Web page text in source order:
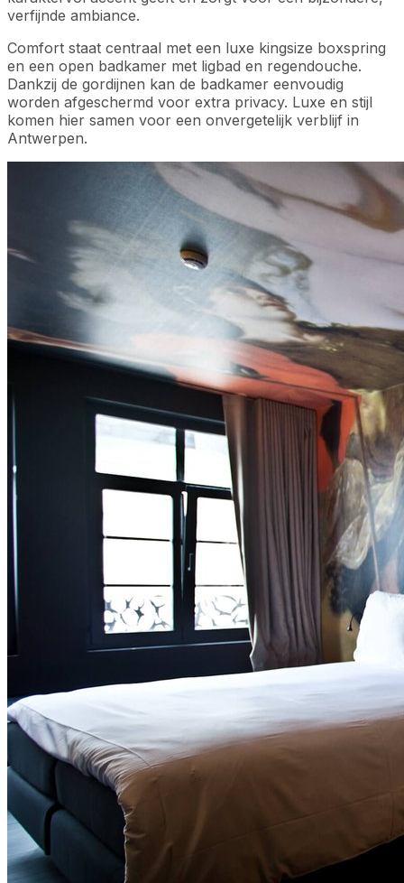
verfijnde ambiance.
Comfort staat centraal met een luxe kingsize boxspring
en een open badkamer met ligbad en regendouche.
Dankzij de gordijnen kan de badkamer eenvoudig
worden afgeschermd voor extra privacy. Luxe en stijl
komen hier samen voor een onvergetelijk verblijf in
Antwerpen.